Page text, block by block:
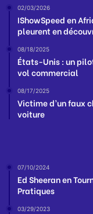
02/03/2026
IShowSpeed en
pleurent en
08/18/2025
États-Unis : un
vol commercial
08/17/2025
Victime d’un faux
voiture
07/10/2024
Ed Sheeran en
Pratiques
03/29/2023